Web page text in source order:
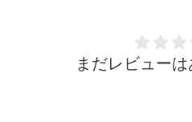
まだレビューは